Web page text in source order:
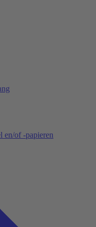
en/of -papieren